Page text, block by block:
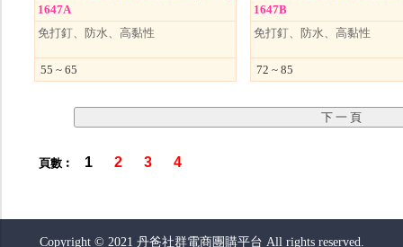
1647A
免打釘、防水、高黏性
55 ~ 65
1647B
免打釘、防水、高黏性
72 ~ 85
頁數︰ 1 2 3 4
Copyright © 2021 丹爸社群電商團購平台 All rights reserved.